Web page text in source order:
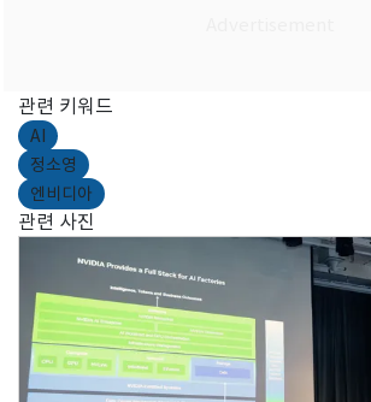
관련 키워드
AI
정소영
엔비디아
관련 사진